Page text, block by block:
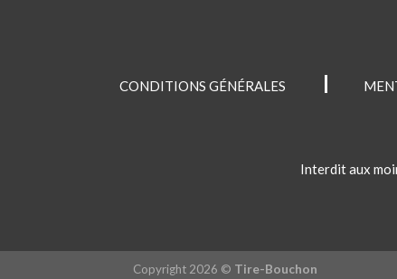
CONDITIONS GÉNÉRALES
Interdit aux
Copyright 2026 © Tire-Bouchon